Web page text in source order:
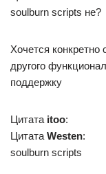
soulburn scripts не?
Хочется
другого
поддержку
Цитата itoo:
Цитата Westen:
soulburn scripts